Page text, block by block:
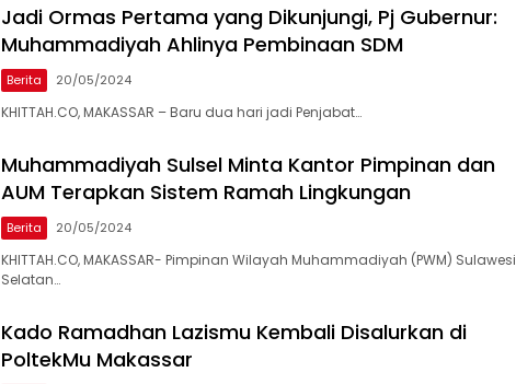
Jadi Ormas Pertama yang Dikunjungi, Pj Gubernur:
Muhammadiyah Ahlinya Pembinaan SDM
Berita 20/05/2024
KHITTAH.CO, MAKASSAR – Baru dua hari jadi Penjabat…
Muhammadiyah Sulsel Minta Kantor Pimpinan dan
AUM Terapkan Sistem Ramah Lingkungan
Berita 20/05/2024
KHITTAH.CO, MAKASSAR- Pimpinan Wilayah Muhammadiyah (PWM) Sulawesi
Selatan…
Kado Ramadhan Lazismu Kembali Disalurkan di
PoltekMu Makassar